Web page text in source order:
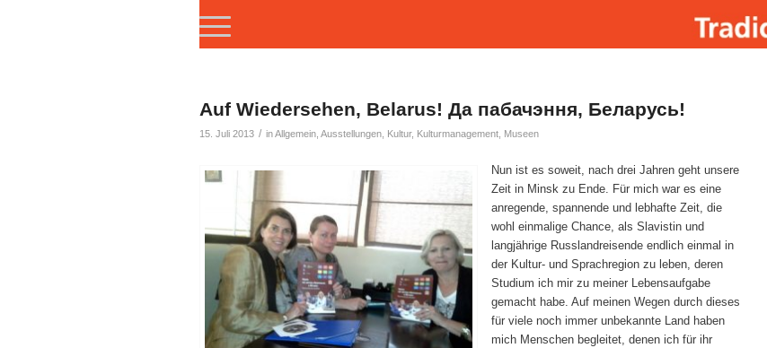
Auf Wiedersehen, Belarus! Да пабачэння, Беларусь!
15. Juli 2013 / inAllgemein Ausstellungen Kultur, Kulturmanagement Museen
Nun ist es soweit, nach drei Jahren geht unsere
Zeit in Minsk zu Ende. Für mich war es eine
anregende, spannende und lebhafte Zeit, die
wohl einmalige Chance, als Slavistin und
langjährige Russlandreisende endlich einmal in
der Kultur- und Sprachregion zu leben, deren
Studium ich mir zu meiner Lebensaufgabe
gemacht habe. Auf meinen Wegen durch dieses
für viele noch immer unbekannte Land haben
mich Menschen begleitet, denen ich für ihr